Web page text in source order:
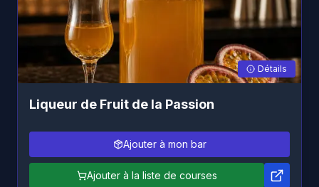
Détails
Liqueur de Fruit de la Passion
Ajouter à mon bar
Ajouter à la liste de courses